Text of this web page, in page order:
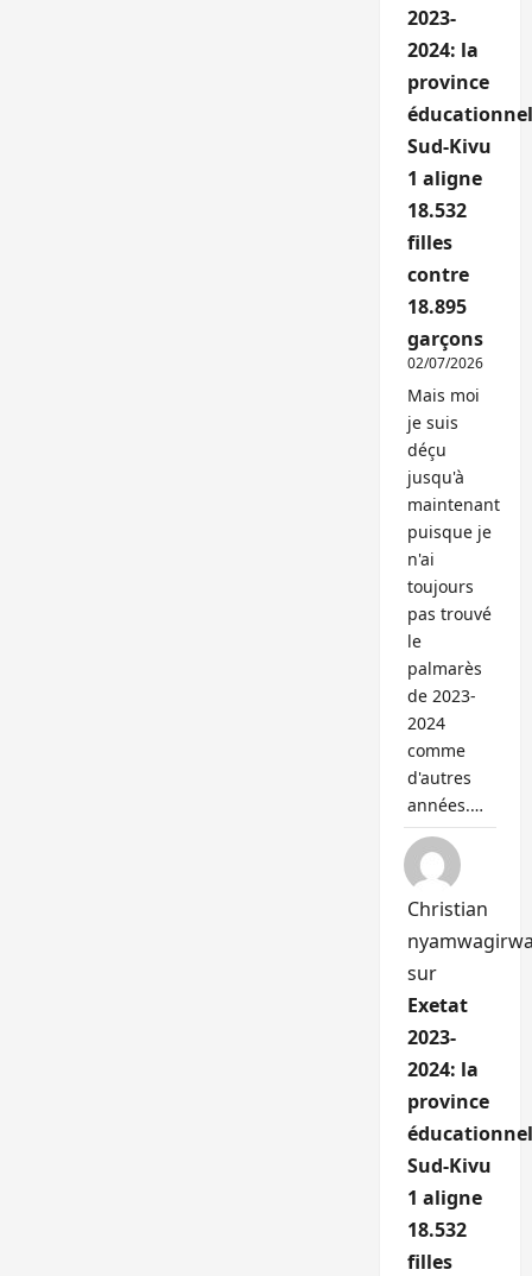
2023-
2024: la
province
Sud-Kivu
1 aligne
18.532
filles
contre
18.895
garçons
02/07/2026
Mais moi
je suis
déçu
jusqu'à
maintenant
puisque je
n'ai
toujours
pas trouvé
le
palmarès
de 2023-
2024
comme
d'autres
années.…
Christian
sur
Exetat
2023-
2024: la
province
Sud-Kivu
1 aligne
18.532
filles